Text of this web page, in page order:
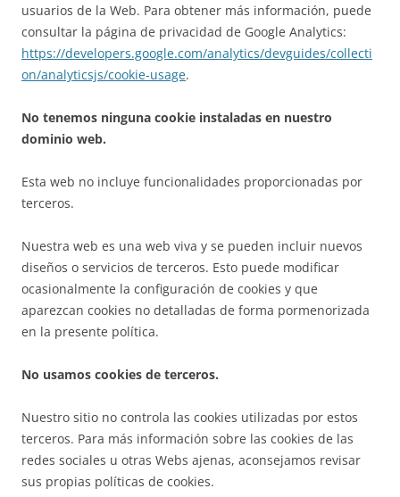
usuarios de la Web. Para obtener más información, puede
consultar la página de privacidad de Google Analytics:
https://developers.google.com/analytics/devguides/collecti
on/analyticsjs/cookie-usage.
No tenemos ninguna cookie instaladas en nuestro
dominio web.
Esta web no incluye funcionalidades proporcionadas por
terceros.
Nuestra web es una web viva y se pueden incluir nuevos
diseños o servicios de terceros. Esto puede modificar
ocasionalmente la configuración de cookies y que
aparezcan cookies no detalladas de forma pormenorizada
en la presente política.
No usamos cookies de terceros.
Nuestro sitio no controla las cookies utilizadas por estos
terceros. Para más información sobre las cookies de las
redes sociales u otras Webs ajenas, aconsejamos revisar
sus propias políticas de cookies.